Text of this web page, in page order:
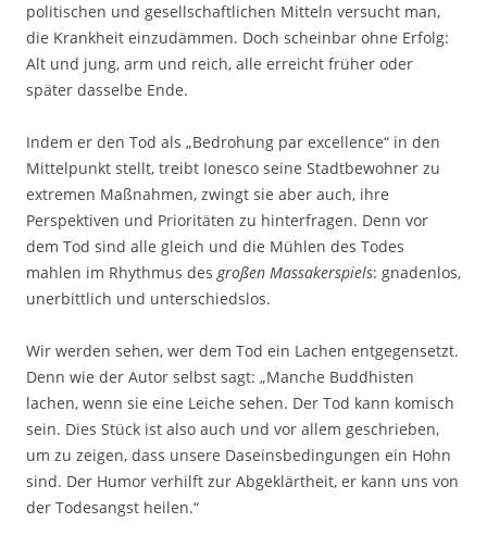
politischen und gesellschaftlichen Mitteln versucht man,
die Krankheit einzudämmen. Doch scheinbar ohne Erfolg:
Alt und jung, arm und reich, alle erreicht früher oder
später dasselbe Ende.
Indem er den Tod als „Bedrohung par excellence“ in den
Mittelpunkt stellt, treibt Ionesco seine Stadtbewohner zu
extremen Maßnahmen, zwingt sie aber auch, ihre
Perspektiven und Prioritäten zu hinterfragen. Denn vor
dem Tod sind alle gleich und die Mühlen des Todes
mahlen im Rhythmus desgroßen Massakerspiels: gnadenlos,
unerbittlich und unterschiedslos.
Wir werden sehen, wer dem Tod ein Lachen entgegensetzt.
Denn wie der Autor selbst sagt: „Manche Buddhisten
lachen, wenn sie eine Leiche sehen. Der Tod kann komisch
sein. Dies Stück ist also auch und vor allem geschrieben,
um zu zeigen, dass unsere Daseinsbedingungen ein Hohn
sind. Der Humor verhilft zur Abgeklärtheit, er kann uns von
der Todesangst heilen.“